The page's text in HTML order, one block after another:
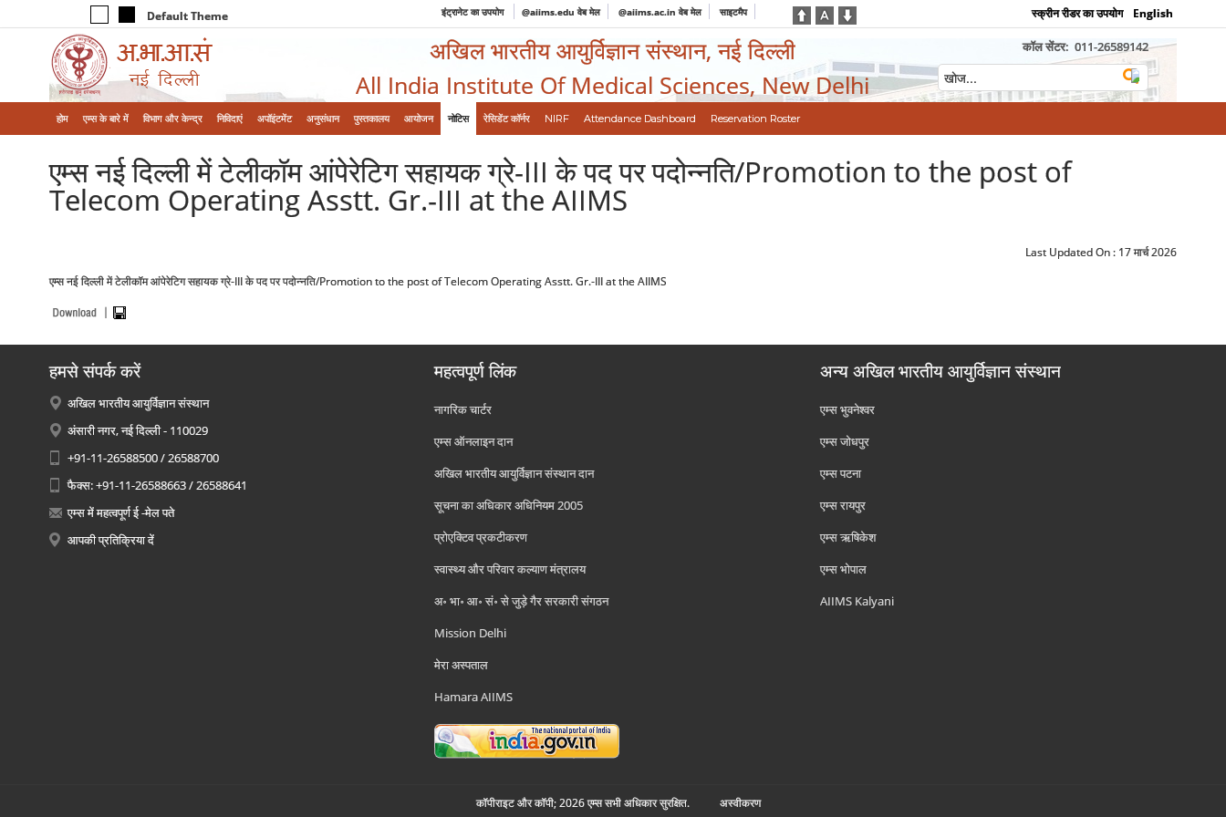
Default Theme इंट्रानेट का उपयोग @aiims.edu वेब मेल @aiims.ac.in वेब मेल साइटमैप स्क्रीन रीडर का उपयोग English
अखिल भारतीय आयुर्विज्ञान संस्थान, नई दिल्ली
All India Institute Of Medical Sciences, New Delhi
कॉल सेंटर: 011-26589142
होम एम्‍स के बारे में विभाग और केन्‍द्र निविदाएं अपॉइंटमेंट अनुसंधान पुस्तकालय आयोजन नोटिस रेसिडेंट कॉर्नर NIRF Attendance Dashboard Reservation Roster
एम्स नई दिल्ली में टेलीकॉम आंपेरेटिग सहायक ग्रे-III के पद पर पदोन्नति/Promotion to the post of
Telecom Operating Asstt. Gr.-III at the AIIMS
Last Updated On : 17 मार्च 2026
एम्स नई दिल्ली में टेलीकॉम आंपेरेटिग सहायक ग्रे-III के पद पर पदोन्नति/Promotion to the post of Telecom Operating Asstt. Gr.-III at the AIIMS
हमसे संपर्क करें
अखिल भारतीय आयुर्विज्ञान संस्थान
अंसारी नगर, नई दिल्ली - 110029
+91-11-26588500 / 26588700
फैक्स: +91-11-26588663 / 26588641
एम्स में महत्वपूर्ण ई -मेल पते
आपकी प्रतिक्रिया दें
महत्वपूर्ण लिंक
नागरिक चार्टर
एम्स ऑनलाइन दान
अखिल भारतीय आयुर्विज्ञान संस्थान दान
सूचना का अधिकार अधिनियम 2005
प्रोएक्टिव प्रकटीकरण
स्वास्थ्य और परिवार कल्याण मंत्रालय
अ॰ भा॰ आ॰ सं॰ से जुड़े गैर सरकारी संगठन
Mission Delhi
मेरा अस्पताल
Hamara AIIMS
अन्य अखिल भारतीय आयुर्विज्ञान संस्थान
एम्‍स भुवनेश्वर
एम्‍स जोधपुर
एम्‍स पटना
एम्‍स रायपुर
एम्‍स ऋषिकेश
एम्‍स भोपाल
AIIMS Kalyani
कॉपीराइट और कॉपी; 2026 एम्स सभी अधिकार सुरक्षित. अस्‍वीकरण